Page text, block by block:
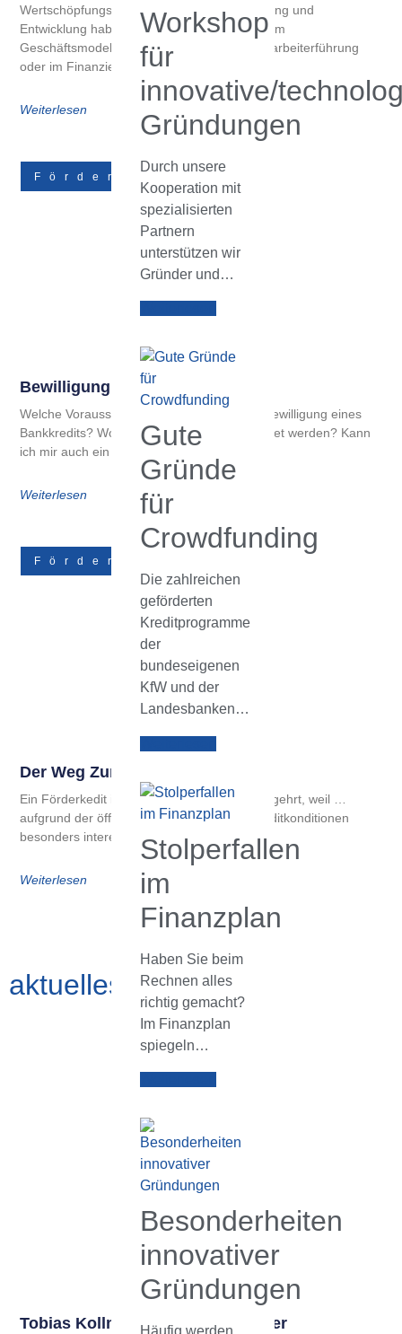
Workshop
für
innovative/
Gründungen
Durch unsere
Kooperation mit
spezialisierten
Partnern
unterstützen wir
Gründer und…
Gute
Gründe
für
Crowdfunding
Die zahlreichen
geförderten
Kreditprogramme
der
bundeseigenen
KfW und der
Landesbanken…
Stolperfallen
im
Finanzplan
Haben Sie beim
Rechnen alles
richtig gemacht?
Im Finanzplan
spiegeln…
Besonderheiten
innovativer
Gründungen
Wertschöpfungsbereichen als in der Forschung und
Entwicklung haben können – beispielsweise im
Geschäftsmodell, dem Vertriebsweg, der Mitarbeiterführung
oder im Finanzierungskonzept.
Weiterlesen
Förderungen
Bewilligung Eines Bankkredits
Welche Voraussetzungen bestehen für die Bewilligung eines
Bankkredits? Wofür kann der Kredit verwendet werden? Kann
ich mir auch ein Gehalt
Weiterlesen
Förderungen
Der Weg Zum Förderkredit
Ein Förderkedit ist aus zweierlei Gründen begehrt, weil …
aufgrund der öffentlichen Förderung die Kreditkonditionen
besonders interessant sind (d. h.
Weiterlesen
aktuelles.archiv
Tobias Kollmann, Diplom-Designer